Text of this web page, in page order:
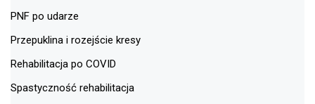
PNF po udarze
Przepuklina i rozejście kresy
Rehabilitacja po COVID
Spastyczność rehabilitacja